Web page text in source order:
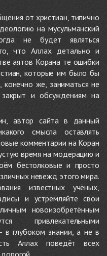
от христиан, типично
на мусульманский
не будет являться
что Аллах детально и
аятов Корана те ошибки
которые им было бы
же, заниматься не
и обсуждениям на
автор сайта в данный
смысла оставлять
комментарии на Коран
время на модерацию и
бестолковые и просто
невежд этого мира.
известных учёных,
и устремляйте свои
новоизобретённым
привлекательными
в глубоком знании, а не в
Аллах поведёт всех